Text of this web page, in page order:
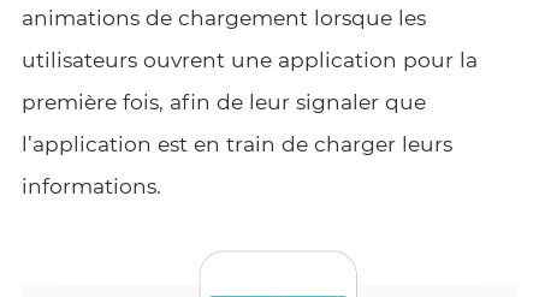
animations de chargement lorsque les
utilisateurs ouvrent une application pour la
première fois, afin de leur signaler que
l’application est en train de charger leurs
informations.